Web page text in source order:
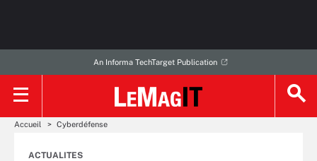
An Informa TechTarget Publication
Accueil Cyberdéfense
ACTUALITES